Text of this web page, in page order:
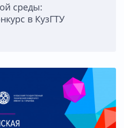
среды:
в КузГТУ